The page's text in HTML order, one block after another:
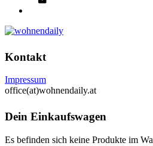
Kontakt
Impressum
office(at)wohnendaily.at
Dein Einkaufswagen
Es befinden sich keine Produkte im